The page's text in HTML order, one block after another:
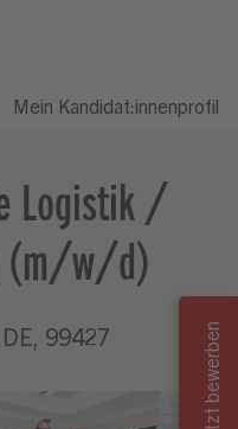
Mein Kandidat:innenprofil
Logistik /
(m/w/d)
99427